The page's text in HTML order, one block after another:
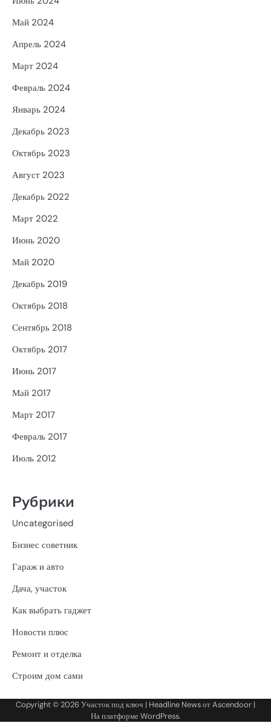
Май 2024
Апрель 2024
Март 2024
Февраль 2024
Январь 2024
Декабрь 2023
Октябрь 2023
Август 2023
Декабрь 2022
Март 2022
Июнь 2020
Май 2020
Декабрь 2019
Октябрь 2018
Сентябрь 2018
Октябрь 2017
Июнь 2017
Май 2017
Март 2017
Февраль 2017
Июль 2012
Рубрики
Uncategorised
Бизнес советник
Гараж и авто
Дача, участок
Как выбрать гаджет
Новости плюс
Ремонт и отделка
Строим дом сами
Copyright © 2026Участок под ключ | Headline News отAscendoor |
На платформеWordPress.